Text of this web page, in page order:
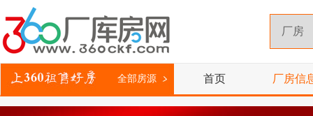
全部房源 首页 厂房信